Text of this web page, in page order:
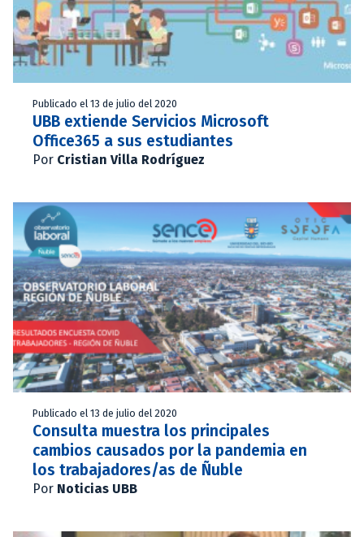
Publicado el 13 de julio del 2020
UBB extiende Servicios Microsoft
Office365 a sus estudiantes
Por Cristian Villa Rodríguez
Publicado el 13 de julio del 2020
Consulta muestra los principales
cambios causados por la pandemia en
los trabajadores/as de Ñuble
Por Noticias UBB